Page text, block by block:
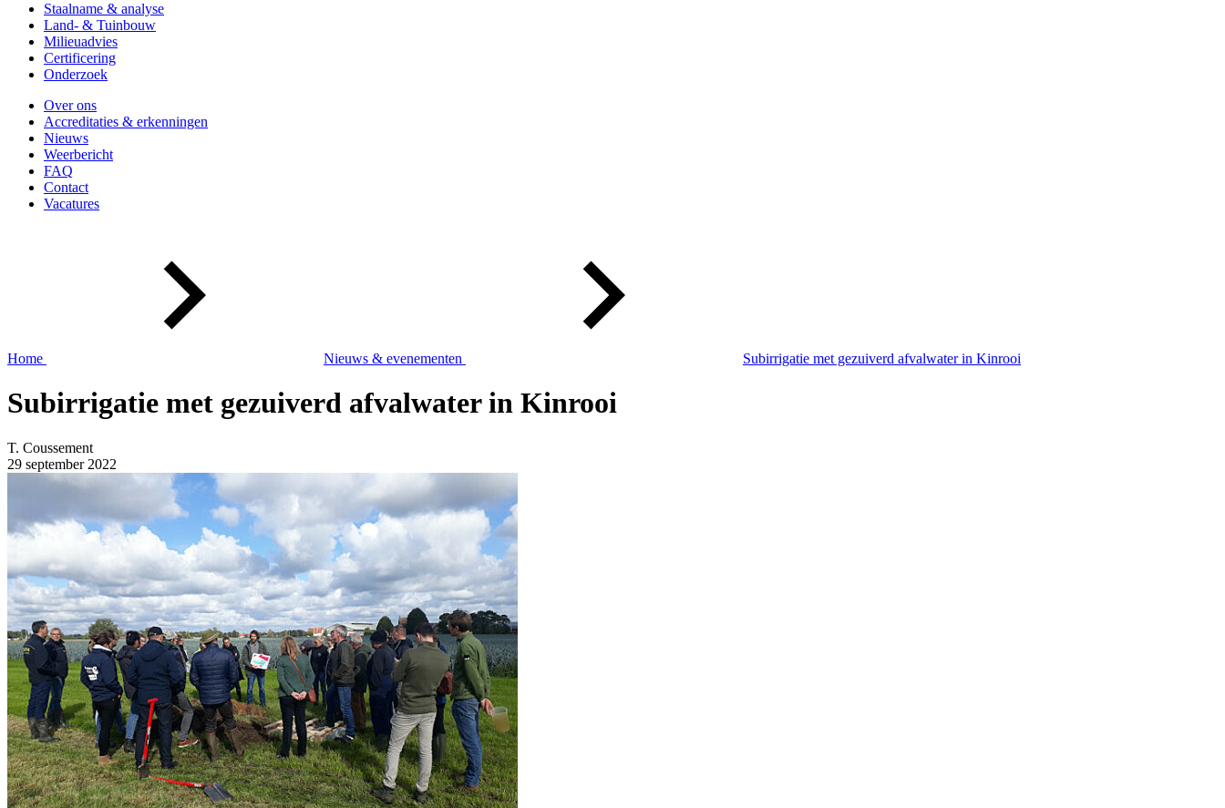
Staalname & analyse
Land- & Tuinbouw
Milieuadvies
Certificering
Onderzoek
Over ons
Accreditaties & erkenningen
Nieuws
Weerbericht
FAQ
Contact
Vacatures
Home Nieuws & evenementen Subirrigatie met gezuiverd afvalwater in Kinrooi
Subirrigatie met gezuiverd afvalwater in Kinrooi
T. Coussement
29 september 2022